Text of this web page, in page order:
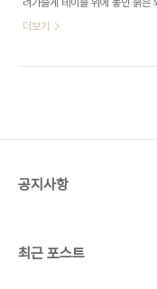
려가줄게 테이블 위에 놓인 붉은
든 너의 얼굴마저도 완벽한 그림
양 물에 젖은 솜처럼 피곤한 날 싣
더보기
공지사항
최근 포스트